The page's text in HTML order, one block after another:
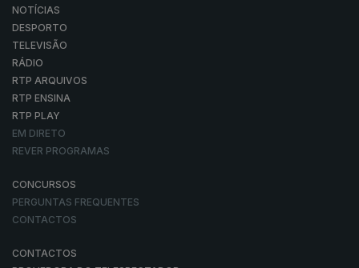
NOTÍCIAS
DESPORTO
TELEVISÃO
RÁDIO
RTP ARQUIVOS
RTP ENSINA
RTP PLAY
EM DIRETO
REVER PROGRAMAS
CONCURSOS
PERGUNTAS FREQUENTES
CONTACTOS
CONTACTOS